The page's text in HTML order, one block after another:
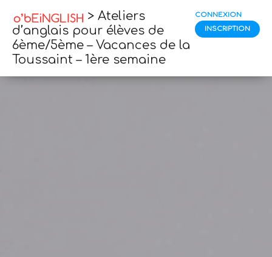
> Ateliers
d’anglais pour élèves de
6ème/5ème – Vacances de la
Toussaint – 1ère semaine
CONNEXION
INSCRIPTION